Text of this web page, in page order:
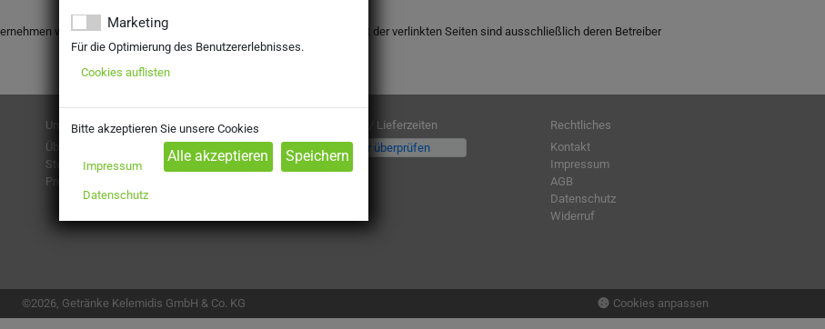
wir keine Haftung für die Inhalte externer Links. Für den Inhalt der verlinkten Seiten sind ausschließlich deren Betreiber
Unternehmen
Über uns
Stellenangebote
Presse
Liefergebiete / Lieferzeiten
hier überprüfen
Rechtliches
Kontakt
Impressum
AGB
Datenschutz
Widerruf
©2026, Getränke Kelemidis GmbH & Co. KG Cookies anpassen
Marketing
Für die Optimierung des Benutzererlebnisses.
Cookies auflisten
Bitte akzeptieren Sie unsere Cookies
Impressum
Datenschutz